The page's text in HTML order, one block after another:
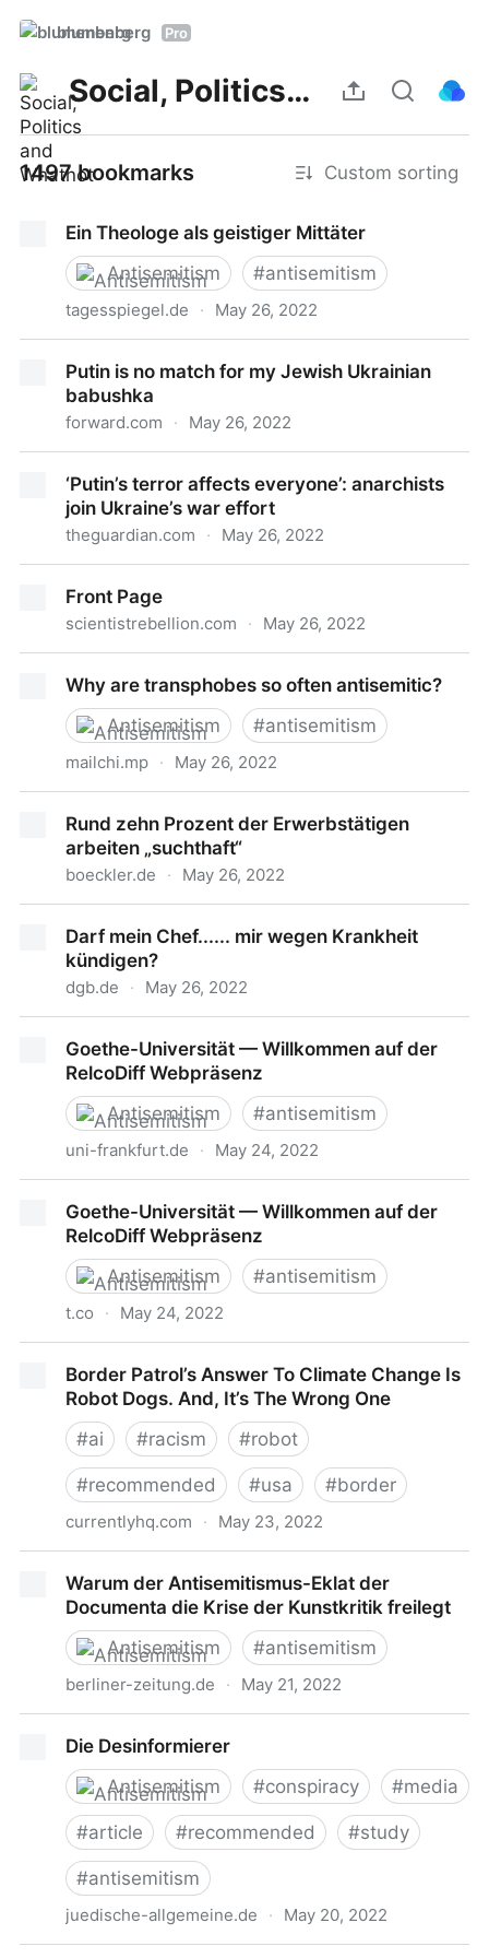
blumenberg Pro
Social, Politics and Whatnot
1497 bookmarks Custom sorting
Ein Theologe als geistiger Mittäter
Antisemitism
#antisemitism
tagesspiegel.de · May 26, 2022
Putin is no match for my Jewish Ukrainian
babushka
forward.com · May 26, 2022
‘Putin’s terror affects everyone’: anarchists
join Ukraine’s war effort
theguardian.com · May 26, 2022
Ukraine’s war effort
Front Page
scientistrebellion.com · May 26, 2022
Why are transphobes so often antisemitic?
Antisemitism
#antisemitism
mailchi.mp · May 26, 2022
Rund zehn Prozent der Erwerbstätigen
arbeiten „suchthaft“
boeckler.de · May 26, 2022
„suchthaft“
Darf mein Chef...... mir wegen Krankheit
kündigen?
dgb.de · May 26, 2022
Goethe-Universität — Willkommen auf der
RelcoDiff Webpräsenz
Antisemitism
#antisemitism
uni-frankfurt.de · May 24, 2022
Webpräsenz
Goethe-Universität — Willkommen auf der
RelcoDiff Webpräsenz
Antisemitism
#antisemitism
t.co · May 24, 2022
Webpräsenz
Border Patrol’s Answer To Climate Change Is
Robot Dogs. And, It’s The Wrong One
#ai #racism #robot
#recommended #usa #border
currentlyhq.com · May 23, 2022
Dogs. And, It’s The Wrong One
Warum der Antisemitismus-Eklat der
Documenta die Krise der Kunstkritik freilegt
Antisemitism
#antisemitism
berliner-zeitung.de · May 21, 2022
Krise der Kunstkritik freilegt
Die Desinformierer
Antisemitism
#conspiracy #media
#article #recommended #study
#antisemitism
juedische-allgemeine.de · May 20, 2022